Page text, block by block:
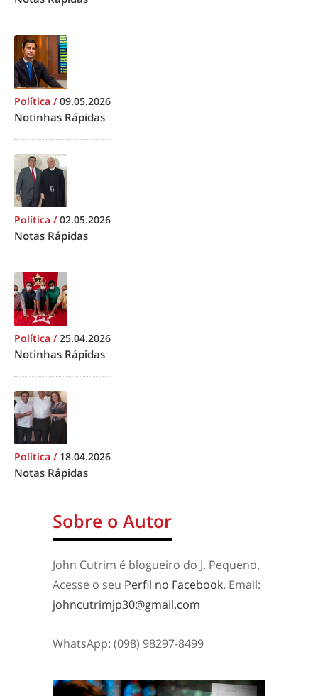
Política /09.05.2026
Notinhas Rápidas
Política /02.05.2026
Notas Rápidas
Política /25.04.2026
Notinhas Rápidas
Política / 18.04.2026
Notas Rápidas
Sobre o Autor
John Cutrim é blogueiro do J. Pequeno.
Acesse o seu Perfil no Facebook. Email:
johncutrimjp30@gmail.com
WhatsApp: (098) 98297-8499